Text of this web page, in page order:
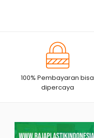
100% Pembayaran bisa
dipercaya